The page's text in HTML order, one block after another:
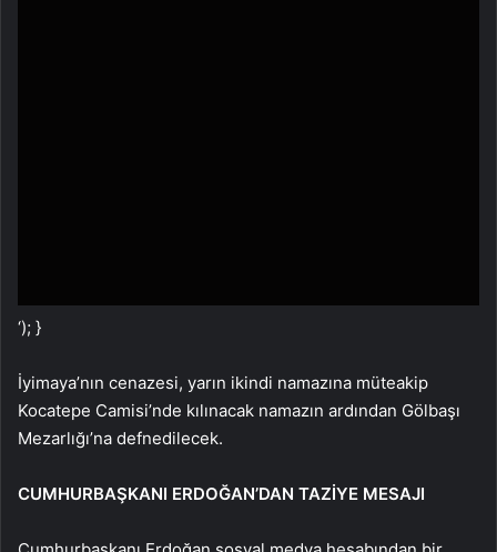
‘); }
İyimaya’nın cenazesi, yarın ikindi namazına müteakip
Kocatepe Camisi’nde kılınacak namazın ardından Gölbaşı
Mezarlığı’na defnedilecek.
CUMHURBAŞKANI ERDOĞAN’DAN TAZİYE MESAJI